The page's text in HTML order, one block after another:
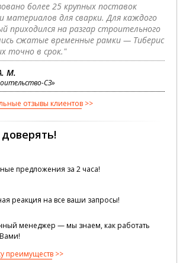
более 25 крупных поставок
материалов для сварки. Для каждого
приходился на разгар строительного
сжатые временные рамки — Тиберис
точно в срок."
М.
СЗ»
отзывы клиентов
предложения за 2 часа!
реакция на все ваши запросы!
менеджер — мы знаем, как работать
преимуществ